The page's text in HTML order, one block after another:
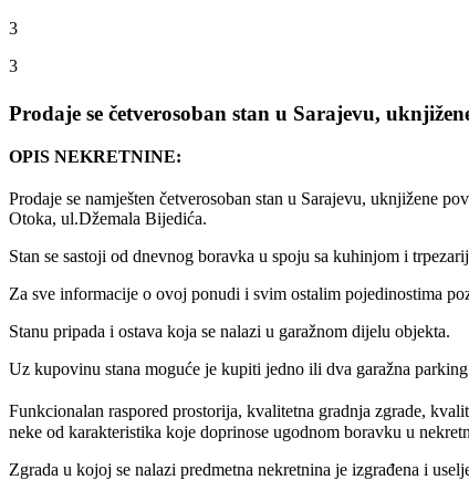
3
3
Prodaje se četverosoban stan u Sarajevu,
OPIS NEKRETNINE:
Prodaje se namješten četverosoban stan u Sarajevu, uknjižene
Otoka, ul.Džemala Bijedića.
Stan se sastoji od dnevnog boravka u spoju sa kuhinjom i
Za sve informacije o ovoj ponudi i svim ostalim pojedinostima
Stanu pripada i ostava koja se nalazi u garažnom dijelu objekta.
Uz kupovinu stana moguće je kupiti jedno ili dva garažna parking
Funkcionalan raspored prostorija, kvalitetna gradnja zgrade,
neke od karakteristika koje doprinose ugodnom boravku u
Zgrada u kojoj se nalazi predmetna nekretnina je izgrađena i